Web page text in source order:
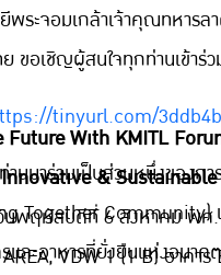
& Sustainable
วันพฤหัสบ
– 16:30 น.) ณ ห้อง
อาคาร B สำนักกา
Lifelong
ะจอมเกล้าเจ้าคุณท
พระจอมเกล้าเจ้าคุณทหารล
ขอเชิญผู้สนใจทุกท่านเข้าร่
Future With KMITL
&
นพฤหัสบดีที่ 6 สิงหาคม พศ
VDW 1 (1 B) อาคา
tinyurl.com/
นมาร่วมเป็นส่วนหนึ่งของก
Together Community)
และอาหารที่ยั่งยืนแห่งอนา